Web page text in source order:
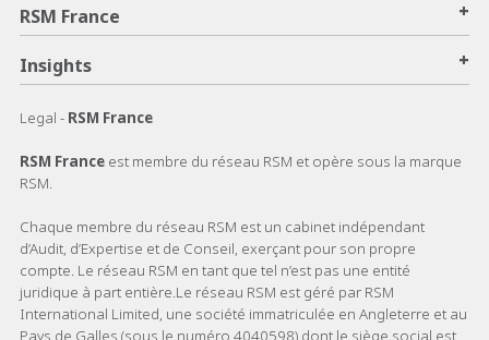
RSM France +
Insights +
Legal - RSM France
RSM France est membre du réseau RSM et opère sous la marque
RSM.
Chaque membre du réseau RSM est un cabinet indépendant
d’Audit, d’Expertise et de Conseil, exerçant pour son propre
compte. Le réseau RSM en tant que tel n’est pas une entité
juridique à part entière.Le réseau RSM est géré par RSM
International Limited, une société immatriculée en Angleterre et au
Pays de Galles (sous le numéro 4040598) dont le siège social est